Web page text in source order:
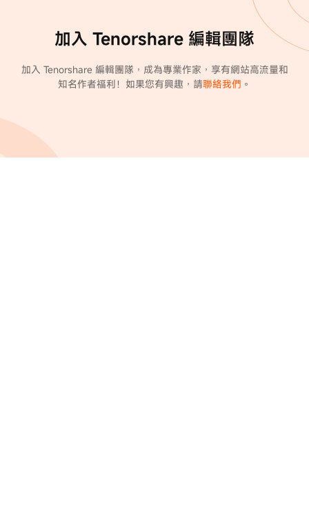
加入 Tenorshare 編輯團隊
加入 Tenorshare 編輯團隊，成為專業作家，享有網站高流量和
知名作者福利！如果您有興趣，請聯絡我們 。